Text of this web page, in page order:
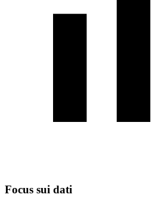
Focus sui dati